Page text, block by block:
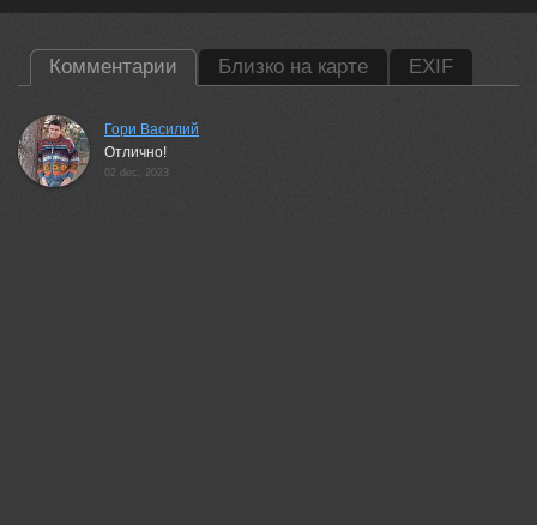
Комментарии Близко на карте EXIF
Гори Василий
Отлично!
02 dec, 2023